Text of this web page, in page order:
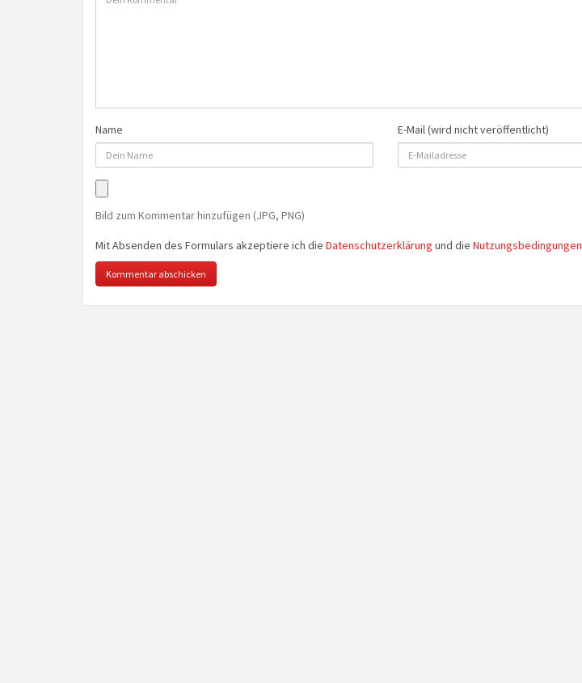
Name E-Mail (wird nicht veröffentlicht)
Bild zum Kommentar hinzufügen (JPG, PNG)
Mit Absenden des Formulars akzeptiere ich die Datenschutzerklärung und die Nutzungsbedingungen